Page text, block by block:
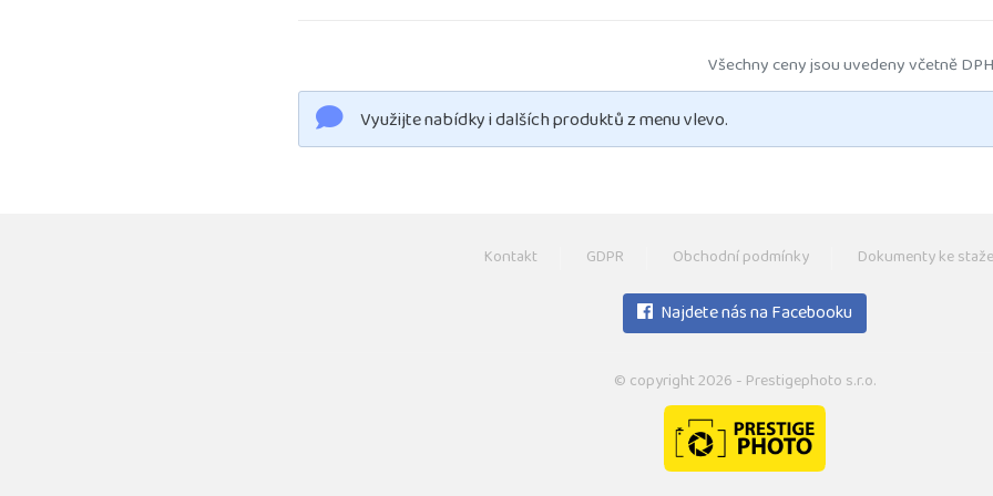
Všechny ceny jsou uvedeny včetně
Využijte nabídky i dalších produktů z menu vlevo.
Kontakt GDPR Obchodní podmínky Dokumenty ke
Najdete nás na Facebooku
© copyright 2026 - Prestigephoto s.r.o.